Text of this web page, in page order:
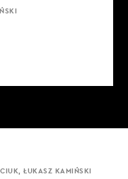
ŁUKASZ KAMIŃSKI